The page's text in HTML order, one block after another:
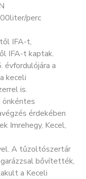
perc
IFA-t,
IFA-t kaptak.
évfordulójára a
keceli
is.
önkéntes
érdekében
Imrehegy, Kecel,
A tűzoltószertár
bővítették,
a Keceli